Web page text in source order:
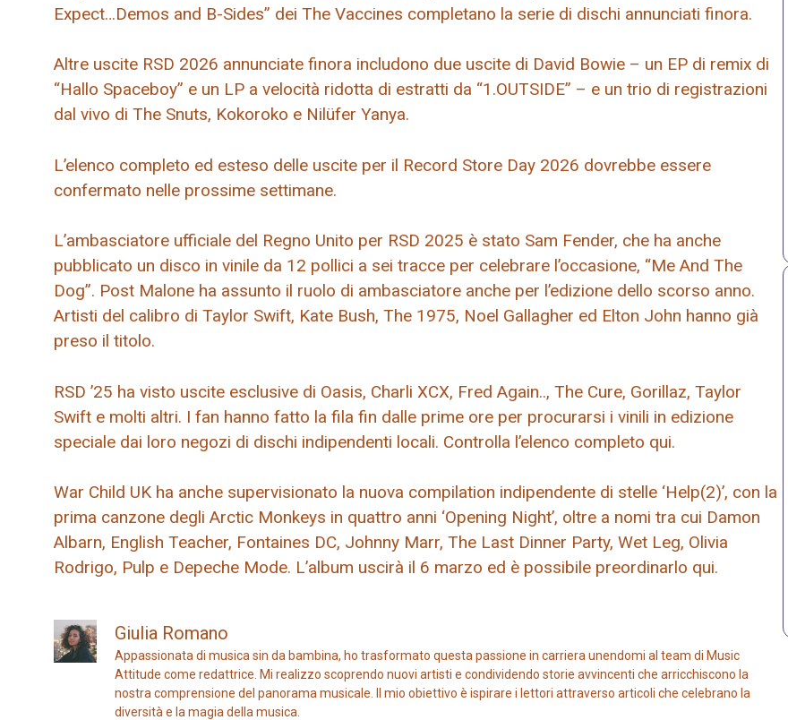
Expect…Demos and B-Sides” dei The Vaccines completano la serie di dischi annunciati finora.
Altre uscite RSD 2026 annunciate finora includono due uscite di David Bowie – un EP di remix di
“Hallo Spaceboy” e un LP a velocità ridotta di estratti da “1.OUTSIDE” – e un trio di registrazioni
dal vivo di The Snuts, Kokoroko e Nilüfer Yanya.
L’elenco completo ed esteso delle uscite per il Record Store Day 2026 dovrebbe essere
confermato nelle prossime settimane.
L’ambasciatore ufficiale del Regno Unito per RSD 2025 è stato Sam Fender, che ha anche
pubblicato un disco in vinile da 12 pollici a sei tracce per celebrare l’occasione, “Me And The
Dog”. Post Malone ha assunto il ruolo di ambasciatore anche per l’edizione dello scorso anno.
Artisti del calibro di Taylor Swift, Kate Bush, The 1975, Noel Gallagher ed Elton John hanno già
preso il titolo.
RSD ’25 ha visto uscite esclusive di Oasis, Charli XCX, Fred Again.., The Cure, Gorillaz, Taylor
Swift e molti altri. I fan hanno fatto la fila fin dalle prime ore per procurarsi i vinili in edizione
speciale dai loro negozi di dischi indipendenti locali. Controlla l’elenco completo qui.
War Child UK ha anche supervisionato la nuova compilation indipendente di stelle ‘Help(2)’, con la
prima canzone degli Arctic Monkeys in quattro anni ‘Opening Night’, oltre a nomi tra cui Damon
Albarn, English Teacher, Fontaines DC, Johnny Marr, The Last Dinner Party, Wet Leg, Olivia
Rodrigo, Pulp e Depeche Mode. L’album uscirà il 6 marzo ed è possibile preordinarlo qui.
Giulia Romano
Appassionata di musica sin da bambina, ho trasformato questa passione in carriera unendomi al team di Music
Attitude come redattrice. Mi realizzo scoprendo nuovi artisti e condividendo storie avvincenti che arricchiscono la
nostra comprensione del panorama musicale. Il mio obiettivo è ispirare i lettori attraverso articoli che celebrano la
diversità e la magia della musica.